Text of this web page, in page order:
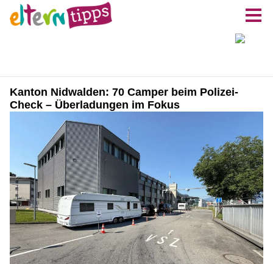
Kanton Nidwalden: 70 Camper beim Polizei-
Check – Überladungen im Fokus